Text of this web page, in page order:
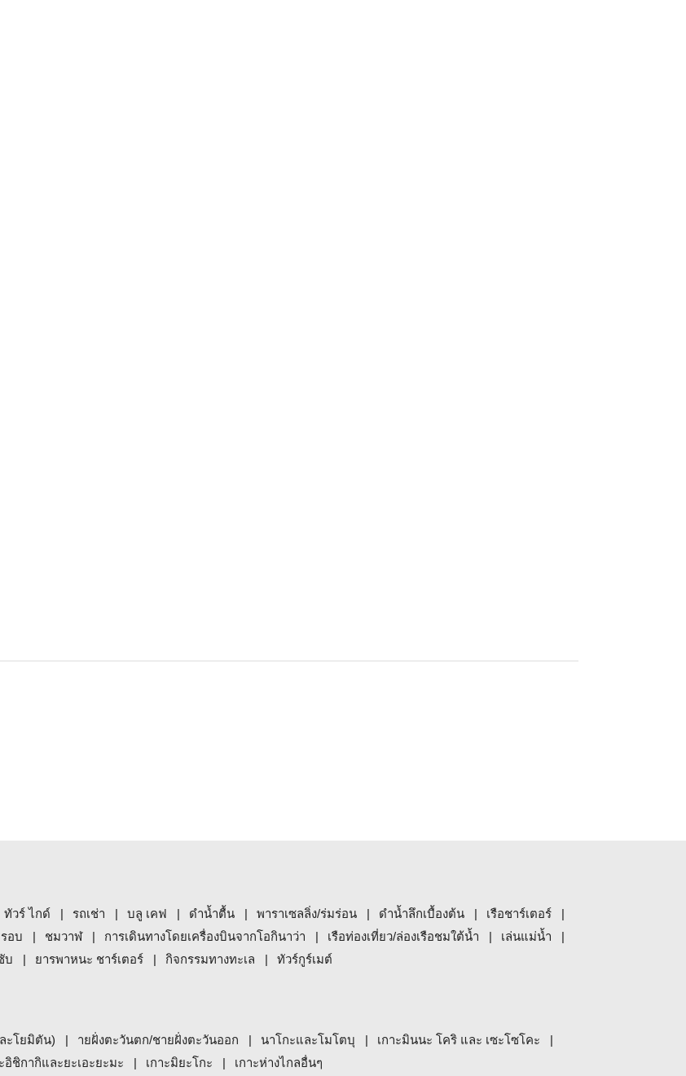
ทัวร์ ไกด์ รถเช่า บลู เคฟ ดำน้ำตื้น พาราเซลลิ่ง/ร่มร่อน ดำน้ำลึกเบื้องต้น
เรือชาร์เตอร์
อบ ชมวาฬ การเดินทางโดยเครื่องบินจากโอกินาว่า เรือท่องเที่ยว/ล่องเรือชมใต้น้ำ
เล่นแม่น้ำ
บ ยารพาหนะ ชาร์เตอร์ กิจกรรมทางทะเล ทัวร์กูร์เมต์
ะโยมิตัน) ายฝั่งตะวันตก/ชายฝั่งตะวันออก นาโกะและโมโตบุ
เกาะมินนะ โคริ และ เซะโซโคะ
อิชิกากิและยะเอะยะมะ เกาะมิยะโกะ เกาะห่างไกลอื่นๆ